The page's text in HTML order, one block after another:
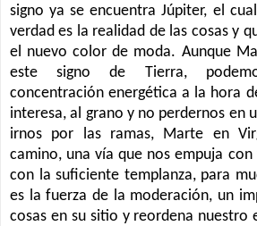
signo ya se encuentra Júpiter, el
verdad es la realidad de las cosas y
el nuevo color de moda. Aunque
este signo de Tierra,
concentración energética a la hora
interesa, al grano y no perdernos en
irnos por las ramas, Marte en
camino, una vía que nos empuja
con la suficiente templanza, para
es la fuerza de la moderación, un
cosas en su sitio y reordena nuestro